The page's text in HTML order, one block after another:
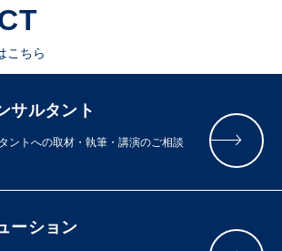
こちら
サルタント
ントへの取材・執筆・講演のご相談
ーション